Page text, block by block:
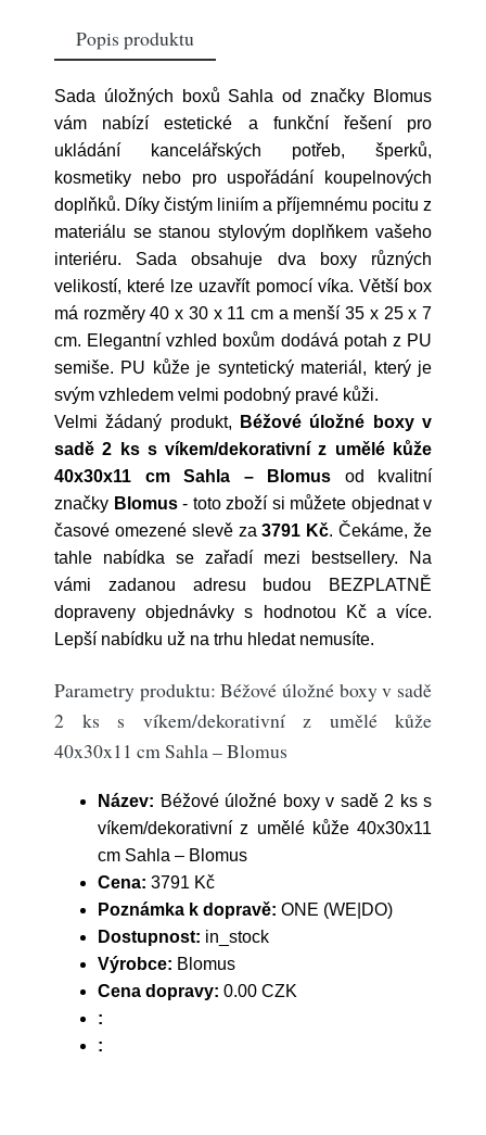
Popis produktu
Sada úložných boxů Sahla od značky Blomus
vám nabízí estetické a funkční řešení pro
ukládání kancelářských potřeb, šperků,
kosmetiky nebo pro uspořádání koupelnových
doplňků. Díky čistým liniím a příjemnému pocitu z
materiálu se stanou stylovým doplňkem vašeho
interiéru. Sada obsahuje dva boxy různých
velikostí, které lze uzavřít pomocí víka. Větší box
má rozměry 40 x 30 x 11 cm a menší 35 x 25 x 7
cm. Elegantní vzhled boxům dodává potah z PU
semiše. PU kůže je syntetický materiál, který je
svým vzhledem velmi podobný pravé kůži.
Velmi žádaný produkt,
Béžové úložné boxy v
sadě 2 ks s víkem/dekorativní z umělé kůže
40x30x11 cm Sahla – Blomus od kvalitní
značky Blomus- toto zboží si můžete objednat v
časové omezené slevě za3791 Kč. Čekáme, že
tahle nabídka se zařadí mezi bestsellery. Na
vámi zadanou adresu budou BEZPLATNĚ
dopraveny objednávky s hodnotou Kč a více.
Lepší nabídku už na trhu hledat nemusíte.
Parametry produktu: Béžové úložné boxy v sadě
2 ks s víkem/dekorativní z umělé kůže
40x30x11 cm Sahla – Blomus
Název: Béžové úložné boxy v sadě 2 ks s
víkem/dekorativní z umělé kůže 40x30x11
cm Sahla – Blomus
Cena: 3791 Kč
Poznámka k dopravě: ONE (WE|DO)
Dostupnost: in_stock
Výrobce: Blomus
Cena dopravy: 0.00 CZK
:
: